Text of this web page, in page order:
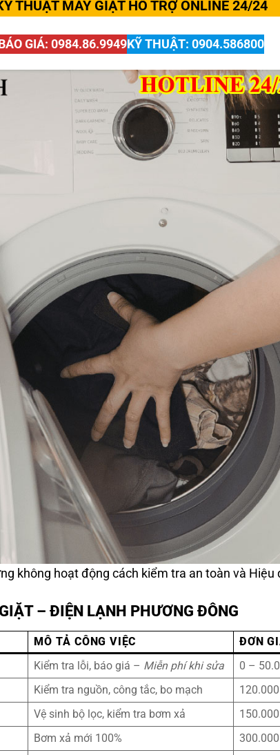
THUẬT MÁY GIẶT HỖ TRỢ ONLINE 24/24
BÁO GIÁ: 0984.86.9949KỸ THUẬT: 0904.586800
không hoạt động cách kiểm tra an toàn và Hiệu
– ĐIỆN LẠNH PHƯƠNG ĐÔNG
MÔ TẢ CÔNG VIỆC
ĐƠN
Kiểm tra lỗi, báo giá – Miễn phí khi sửa
0 –
Kiểm tra nguồn, công tắc, bo mạch
Vệ sinh bộ lọc, kiểm tra bơm xả
Bơm xả mới 100%